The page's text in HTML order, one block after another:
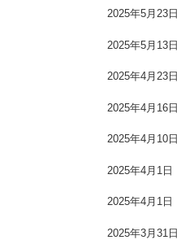
2025年5月23日
2025年5月13日
2025年4月23日
2025年4月16日
2025年4月10日
2025年4月1日
2025年4月1日
2025年3月31日